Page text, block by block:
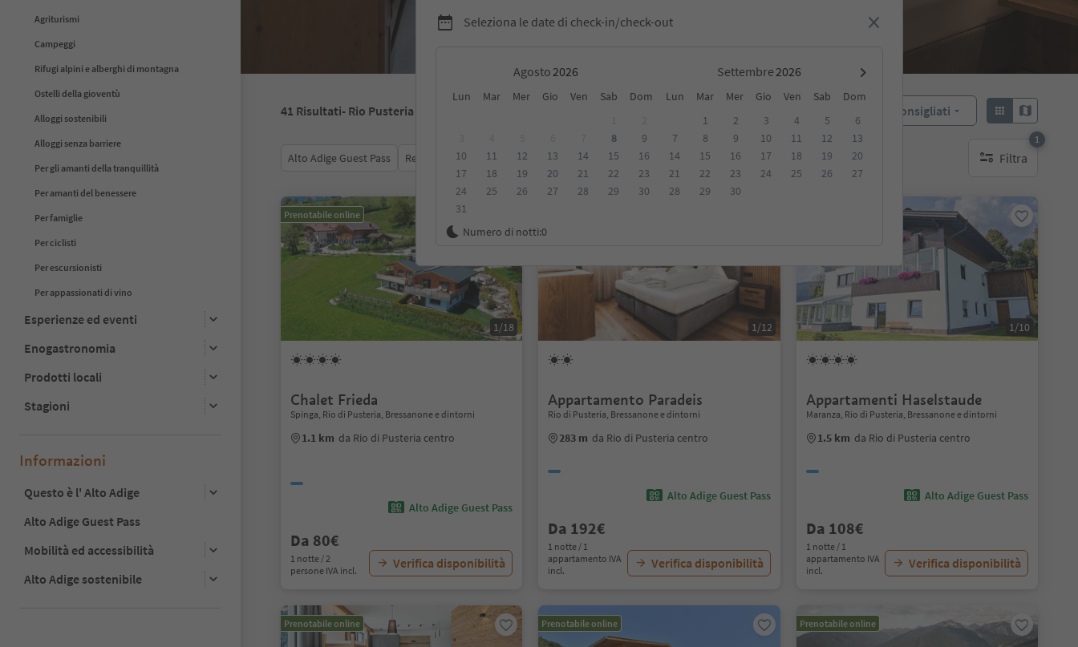
Agriturismi
Campeggi
Rifugi alpini e alberghi di montagna
Ostelli della gioventù
Alloggi sostenibili
Alloggi senza barriere
Per gli amanti della tranquillità
Per amanti del benessere
Per famiglie
Per ciclisti
Per escursionisti
Per appassionati di vino
Esperienze ed eventi
Enogastronomia
Prodotti locali
Stagioni
Informazioni
Questo è l' Alto Adige
Alto Adige Guest Pass
Mobilità ed accessibilità
Alto Adige sostenibile
Seleziona le date di check-in/check-out
Agosto Settembre
Lun Mar Mer Gio Ven Sab Dom Lun Mar Mer Gio Ven Sab
Dom
8
9
10
11 12 13 14 15
16
17
18 19 20 21 22
23
24
25 26 27 28 29
30
31
1 2 3 4 5
6
7
8 9 10 11 12
13
14
15 16 17 18 19
20
21
22 23 24 25 26
27
28
29 30
Numero di notti:0
41 Risultati- Rio Pusteria Consigliati
Alto Adige Guest Pass Recensioni Categoria Trattamento Alloggi sostenibili Filtra
1
1 filtro attivo
Prenotabile online
1/18
Chalet Frieda
Spinga, Rio di Pusteria, Bressanone e dintorni
1.1 km da Rio di Pusteria centro
Alto Adige Guest Pass
Da 80€
1 notte / 2
persone IVA incl.
Verifica disponibilità
1/12
Appartamento Paradeis
Rio di Pusteria, Bressanone e dintorni
283 m da Rio di Pusteria centro
Alto Adige Guest Pass
Da 192€
1 notte / 1
appartamento IVA
incl.
Verifica disponibilità
1/10
Appartamenti Haselstaude
Maranza, Rio di Pusteria, Bressanone e dintorni
1.5 km da Rio di Pusteria centro
Alto Adige Guest Pass
Da 108€
1 notte / 1
appartamento IVA
incl.
Verifica disponibilità
Prenotabile online Prenotabile online Prenotabile online